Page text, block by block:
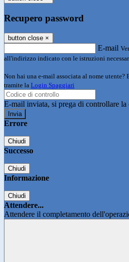
Recupero password
button close ×
E-mail
all'indirizzo indicato con le istruzioni
Non hai una e-mail associata al nome utente?
tramite la Login Spaggiari
E-mail inviata, si prega di controllare la
Errore
Chiudi
Successo
Chiudi
Informazione
Chiudi
Attendere...
Attendere il completamento